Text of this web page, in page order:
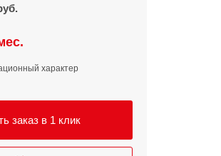
характер
заказ в 1 клик